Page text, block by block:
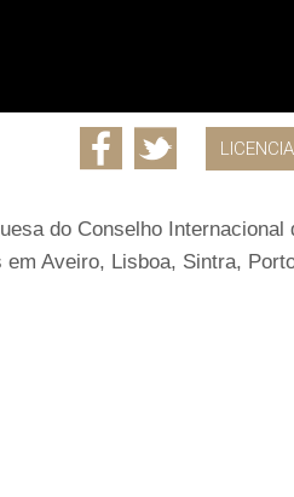
do Conselho Internacional
Aveiro, Lisboa, Sintra,